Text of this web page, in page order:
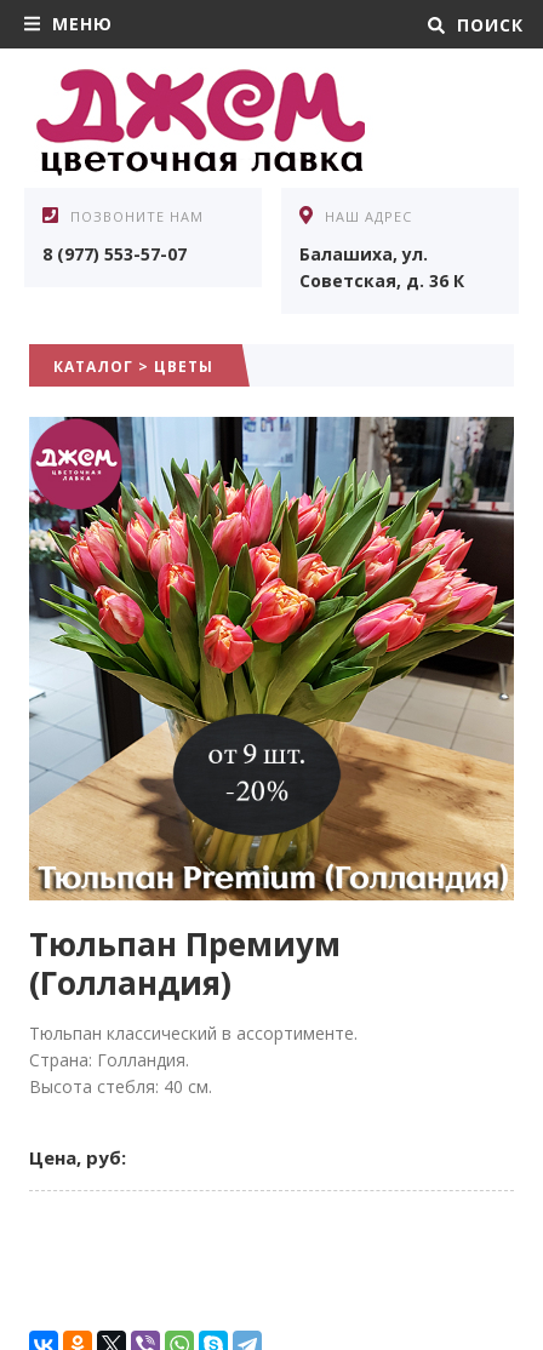
МЕНЮ ПОИСК
ПОЗВОНИТЕ НАМ
8 (977) 553-57-07
НАШ АДРЕС
Балашиха, ул.
Советская, д. 36 К
КАТАЛОГ > ЦВЕТЫ
Тюльпан Премиум
(Голландия)
Тюльпан классический в ассортименте.
Страна: Голландия.
Высота стебля: 40 см.
Цена, руб: